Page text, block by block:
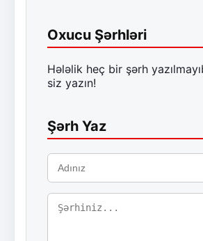
Oxucu Şərhləri
Hələlik heç bir şərh
siz yazın!
Şərh Yaz